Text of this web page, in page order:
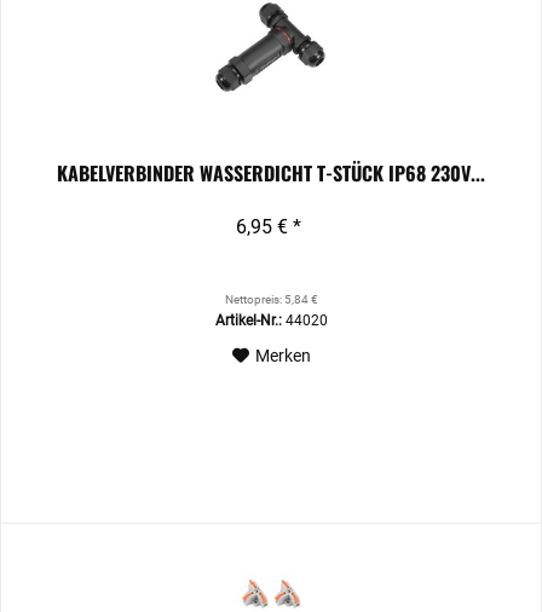
KABELVERBINDER WASSERDICHT T-STÜCK IP68 230V...
6,95 € *
Nettopreis: 5,84 €
Artikel-Nr.:44020
Merken